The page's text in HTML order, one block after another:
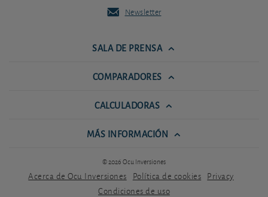
Newsletter
SALA DE PRENSA
COMPARADORES
CALCULADORAS
MÁS INFORMACIÓN
© 2026 Ocu Inversiones
Acerca de Ocu Inversiones Política de cookies Privacy
Condiciones de uso